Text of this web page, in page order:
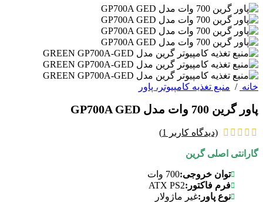
خانه / منبع تغذیه کامپیوتر، پاور
پاور گرین 700 وات مدل GP700A GED
(دیدگاه کاربر 1
)
گارانتی اصلی گرین
توان خروجی:700 وات
فرم فاکتور:ATX PS2
نوع پاور:غیر ماژولار